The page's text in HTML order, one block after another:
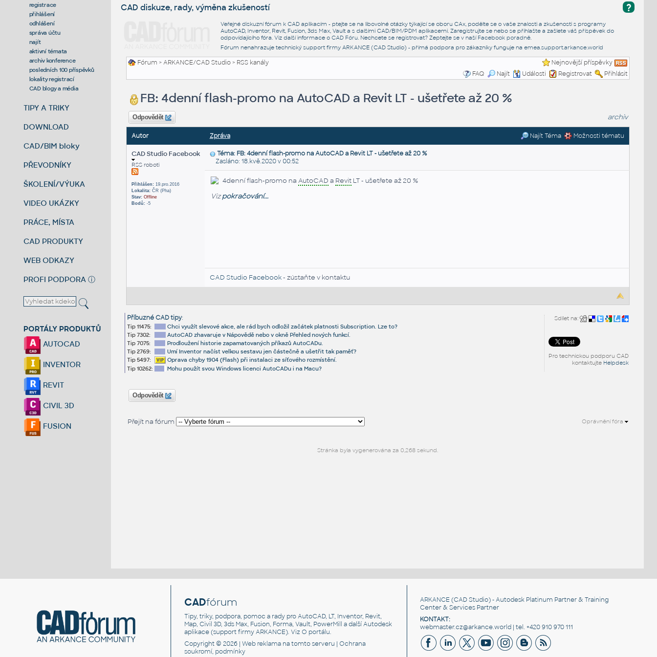
registrace
přihlášení
odhlášení
správa účtu
najít
aktivní témata
archiv konference
posledních 100 příspěvků
lokality registrací
CAD blogy a média
TIPY A TRIKY
DOWNLOAD
CAD/BIM bloky
PŘEVODNÍKY
ŠKOLENÍ/VÝUKA
VIDEO UKÁZKY
PRÁCE, MÍSTA
CAD PRODUKTY
WEB ODKAZY
PROFI PODPORA ⓘ
PORTÁLY PRODUKTŮ
AUTOCAD
INVENTOR
REVIT
CIVIL 3D
FUSION
?
CAD diskuze, rady, výměna zkušeností
Veřejné diskuzní fórum k CAD aplikacím - ptejte se na libovolné otázky týkající se oboru CAx, podělte se o vaše znalosti a zkušenosti s programy
AutoCAD, Inventor, Revit, Fusion, 3ds Max, Vault a s dalšími CAD/BIM/PDM aplikacemi. Zaregistrujte se nebo se přihlašte a zašlete váš příspěvek do
odpovídajícího fóra. Viz další informace o CAD Fóru. Nechcete se registrovat? Zeptejte se v naší Facebook poradně.
Fórum nenahrazuje technický support firmy ARKANCE (CAD Studio) - přímá podpora pro zákazníky funguje na emea.support.arkance.world
Fórum >ARKANCE/CAD Studio> RSS kanály
Nejnovější příspěvky
FAQ
Najít Události Registrovat Přihlásit
FB: 4denní flash-promo na AutoCAD a Revit LT - ušetřete až 20 %
Odpovědět archiv
Autor Zpráva Najít Téma Možnosti tématu
CAD Studio Facebook
RSS roboti
Přihlášen:19.pro.2016
Lokalita:ČR (Pha)
Stav: Offline
Bodů:-5
Téma: FB: 4denní flash-promo na AutoCAD a Revit LT - ušetřete až 20 %
Zasláno: 18.kvě.2020 v 00:52
4denní flash-promo na AutoCAD a RevitLT - ušetřete až 20 %
Vizpokračování...
CAD Studio Facebook- zústaňte v kontaktu
Sdílet na:
Pro technickou podporu CAD
kontaktujte Helpdesk
Příbuzné CAD tipy:
Tip 11475:
Chci využít slevové akce, ale rád bych odložil začátek platnosti Subscription. Lze to?
Tip 7302:
AutoCAD zhavaruje v Nápovědě nebo v okně Přehled nových funkcí.
Tip 7075:
Prodloužení historie zapamatovaných příkazů AutoCADu.
Tip 2769:
Umí Inventor načíst velkou sestavu jen částečně a ušetřit tak paměť?
Tip 5497:
Oprava chyby 1904 (Flash) při instalaci ze síťového rozmístění.
Tip 10262:
Mohu použít svou Windows licenci AutoCADu i na Macu?
Odpovědět
Přejít na fórum Oprávnění fóra
Stránka byla vygenerována za 0,268 sekund.
CADfórum
Tipy, triky, podpora, pomoc a rady pro AutoCAD, LT, Inventor, Revit,
Map, Civil 3D, 3ds Max, Fusion, Forma, Vault, PowerMill a další Autodesk
aplikace (support firmy ARKANCE). VizO portálu.
Copyright © 2026 |Web reklama na tomto serveru |Ochrana
soukromí, podmínky
ARKANCE (CAD Studio) - Autodesk Platinum Partner & Training
Center & Services Partner
KONTAKT:
webmaster.cz@arkance.world | tel. +420 910 970 111